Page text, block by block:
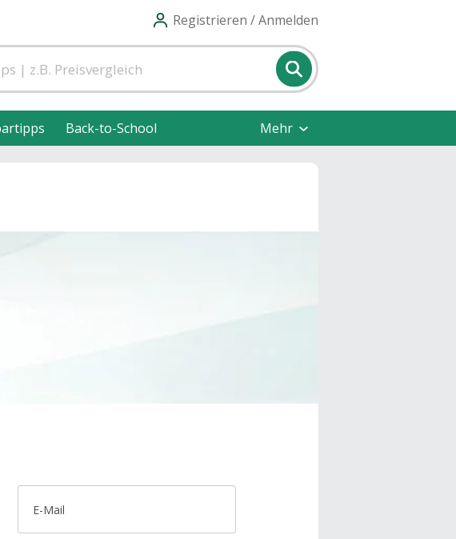
Registrieren / Anmelden
Back-to-School Mehr
E-Mail